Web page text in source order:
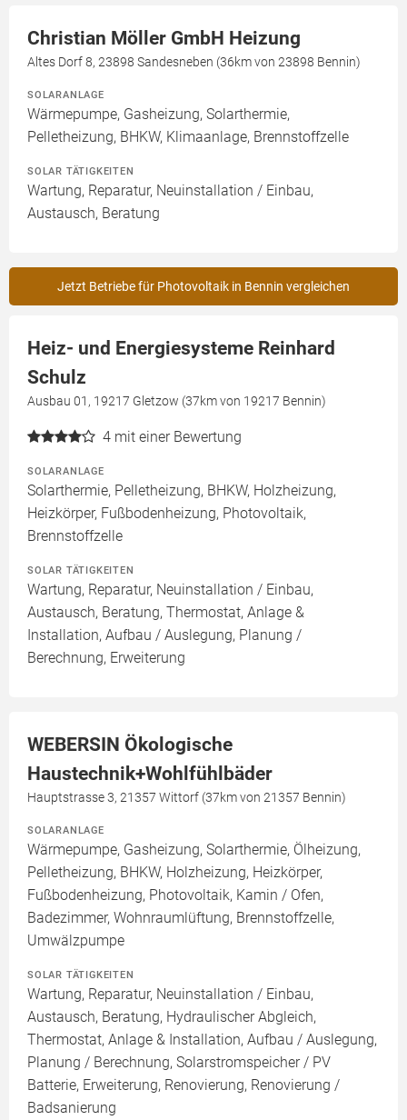
Christian Möller GmbH Heizung
Altes Dorf 8, 23898 Sandesneben (36km von 23898 Bennin)
SOLARANLAGE
Wärmepumpe, Gasheizung, Solarthermie,
Pelletheizung, BHKW, Klimaanlage, Brennstoffzelle
SOLAR TÄTIGKEITEN
Wartung, Reparatur, Neuinstallation / Einbau,
Austausch, Beratung
Jetzt Betriebe für Photovoltaik in Bennin vergleichen
Heiz- und Energiesysteme Reinhard
Schulz
Ausbau 01, 19217 Gletzow (37km von 19217 Bennin)
4 mit einer Bewertung
SOLARANLAGE
Solarthermie, Pelletheizung, BHKW, Holzheizung,
Heizkörper, Fußbodenheizung, Photovoltaik,
Brennstoffzelle
SOLAR TÄTIGKEITEN
Wartung, Reparatur, Neuinstallation / Einbau,
Austausch, Beratung, Thermostat, Anlage &
Installation, Aufbau / Auslegung, Planung /
Berechnung, Erweiterung
WEBERSIN Ökologische
Haustechnik+Wohlfühlbäder
Hauptstrasse 3, 21357 Wittorf (37km von 21357 Bennin)
SOLARANLAGE
Wärmepumpe, Gasheizung, Solarthermie, Ölheizung,
Pelletheizung, BHKW, Holzheizung, Heizkörper,
Fußbodenheizung, Photovoltaik, Kamin / Ofen,
Badezimmer, Wohnraumlüftung, Brennstoffzelle,
Umwälzpumpe
SOLAR TÄTIGKEITEN
Wartung, Reparatur, Neuinstallation / Einbau,
Austausch, Beratung, Hydraulischer Abgleich,
Thermostat, Anlage & Installation, Aufbau / Auslegung,
Planung / Berechnung, Solarstromspeicher / PV
Batterie, Erweiterung, Renovierung, Renovierung /
Badsanierung